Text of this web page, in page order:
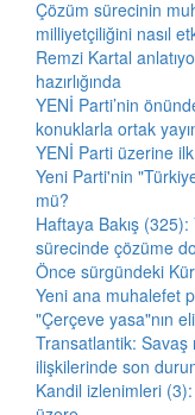
Çözüm sürecinin
milliyetçiliğini nasıl
Remzi Kartal
hazırlığında
YENİ Parti’nin
konuklarla ortak
YENİ Parti üzerine
Yeni Parti'nin
mü?
Haftaya Bakış
sürecinde çözüme
Önce sürgündeki
Yeni ana muhalefet
"Çerçeve yasa"nın
Transatlantik:
ilişkilerinde son
Kandil izlenimleri (3):